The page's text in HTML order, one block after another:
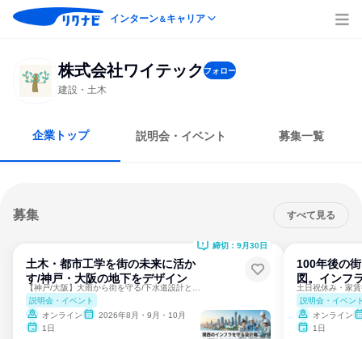
インターン＆キャリア
株式会社ワイテックフォロー
建設・土木
企業トップ 説明会・イベント 募集一覧
募集 すべて見る
土木・都市工学を街の未来に活か
す/神戸・大阪の地下をデザイン
説明会・イベント
オンライン
2026年8月・9月・10月
1日
締切：9月30日
100年後の
図。インフ
説明会・イベン
オンライン
1日